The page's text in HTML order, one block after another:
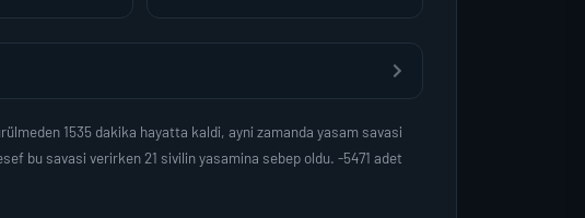
1535 dakika hayatta kaldi, ayni zamanda yasam savasi
bu savasi verirken 21 sivilin yasamina sebep oldu. -5471 adet